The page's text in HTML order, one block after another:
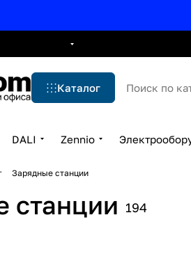
Каталог
DALI Zennio
Зарядные станции
станции 194